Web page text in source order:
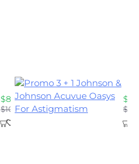
Promo 3 + 1 Johnson &
$8100
$10300